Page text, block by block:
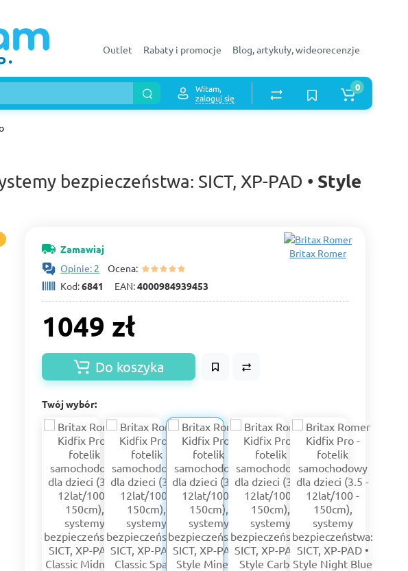
Outlet Rabaty i promocje Blog, artykuły, wideorecenzje
Witam,
zaloguj się
0
bezpieczeństwa: SICT, XP-PAD • Style
Zamawiaj
Opinie: 2 Ocena:
Kod:6841 EAN:4000984939453
Britax Romer
1049 zł
Do koszyka
Twój wybór: